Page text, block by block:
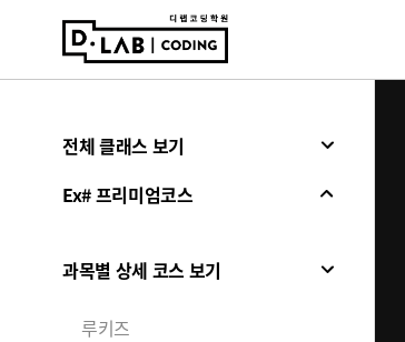
전체 클래스 보기
Ex# 프리미엄코스
과목별 상세 코스 보기
루키즈